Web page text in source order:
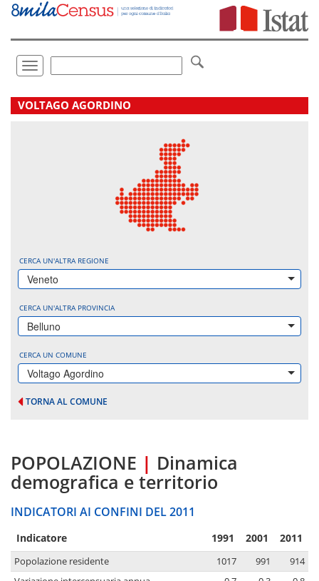
Vai
direttamente
Toggle
navigation
.
VOLTAGO AGORDINO
CERCA UN'ALTRA REGIONE
Veneto
CERCA UN'ALTRA PROVINCIA
Belluno
CERCA UN COMUNE
Voltago Agordino
TORNA AL COMUNE
POPOLAZIONE | Dinamica
demografica e territorio
INDICATORI AI CONFINI DEL 2011
Indicatore 1991 2001 2011
Popolazione residente 1017 991
914